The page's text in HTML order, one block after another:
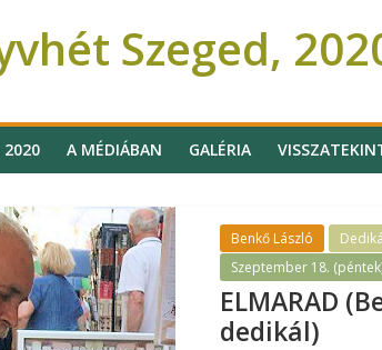
Szeged,
2020 A MÉDIÁBAN GALÉRIA
Benkő László
Szeptember 18.
ELMARAD
dedikál)